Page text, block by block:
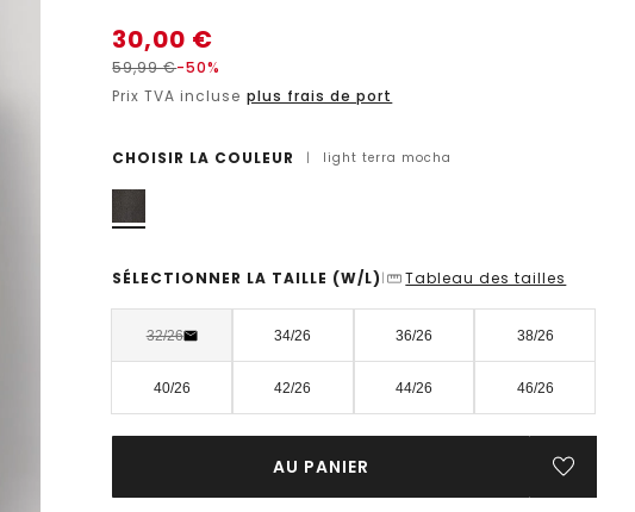
30,00 €
59,99€-50%
Prix TVA incluse plus frais de port
CHOISIR LA COULEUR | light terra mocha
SÉLECTIONNER LA TAILLE (W/L) | Tableau des tailles
32/26 34/26 36/26 38/26
40/26 42/26 44/26 46/26
AU PANIER